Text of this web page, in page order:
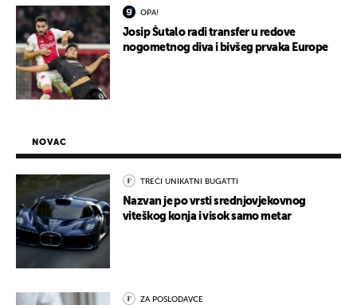
OPA!
Josip Šutalo radi transfer u redove
nogometnog diva i bivšeg prvaka Europe
NOVAC
TREĆI UNIKATNI BUGATTI
Nazvan je po vrsti srednjovjekovnog
viteškog konja i visok samo metar
ZA POSLODAVCE